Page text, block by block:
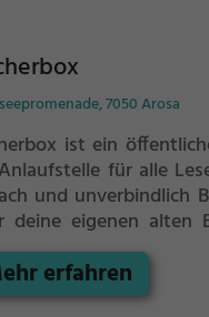
7050 Arosa
ist ein
für alle
und unverbindlich
deine eigenen alten
leben - es
wechselt täglich.
erfahren